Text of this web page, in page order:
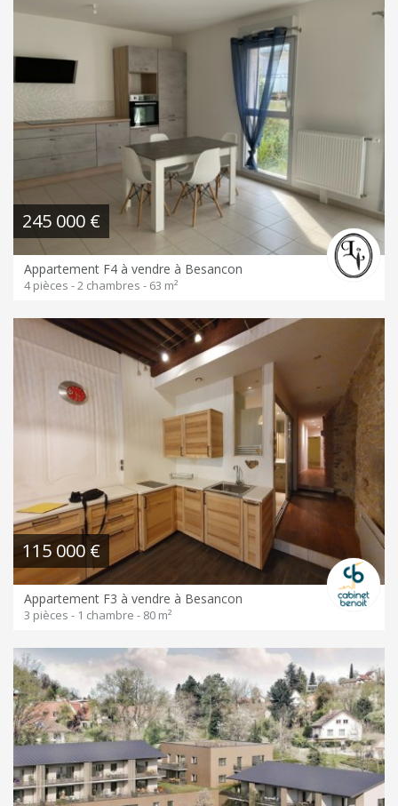
245 000 €
Appartement F4 à vendre à Besancon
4 pièces - 2 chambres - 63 m²
115 000 €
Appartement F3 à vendre à Besancon
3 pièces - 1 chambre - 80 m²